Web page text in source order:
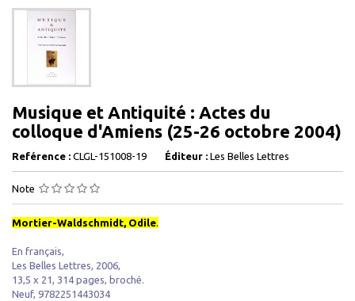
Musique et Antiquité : Actes du
colloque d'Amiens (25-26 octobre 2004)
Reférence : CLGL-151008-19 Éditeur : Les Belles Lettres
Note
Mortier-Waldschmidt, Odile.
En français,
Les Belles Lettres, 2006,
13,5 x 21, 314 pages, broché.
Neuf, 9782251443034